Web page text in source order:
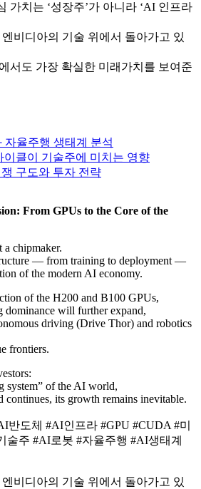
가치는 ‘성장주’가 아니라 ‘AI 인프라
비디아의 기술 위에서 돌아가고 있
서도 가장 확실한 미래가치를 보여준
율주행 생태계 분석
이클이 기술주에 미치는 영향
구도와 투자 전략
From GPUs to the Core of the
chipmaker.
— from training to deployment —
of the modern AI economy.
of the H200 and B100 GPUs,
dominance will further expand,
driving (Drive Thor) and robotics
frontiers.
system” of the AI world,
continues, its growth remains inevitable.
도체 #AI인프라 #GPU #CUDA #미
술주 #AI로봇 #자율주행 #AI생태계
비디아의 기술 위에서 돌아가고 있